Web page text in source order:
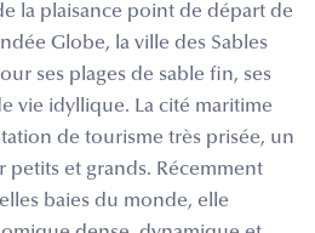
la plaisance point de départ de
Globe, la ville des Sables
ses plages de sable fin, ses
vie idyllique. La cité maritime
de tourisme très prisée, un
petits et grands. Récemment
baies du monde, elle